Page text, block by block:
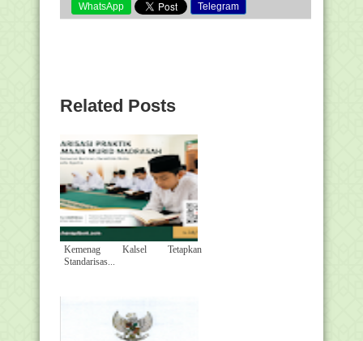
WhatsApp Telegram
Related Posts
Kemenag Kalsel Tetapkan
Standarisas...